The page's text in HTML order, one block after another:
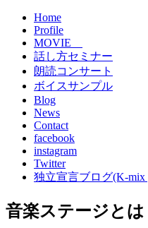
Home
Profile
MOVIE
話し方セミナー
朗読コンサート
ボイスサンプル
Blog
News
Contact
facebook
instagram
Twitter
独立宣言ブログ(K-mix
音楽ステージとは